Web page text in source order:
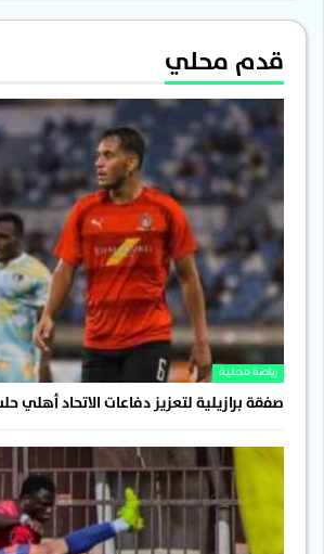
قدم محلي
رياضة محلية
صفقة برازيلية لتعزيز دفاعات الاتحاد أهلي حلب